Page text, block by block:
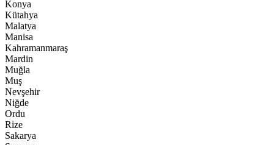
Konya
Kütahya
Malatya
Manisa
Kahramanmaraş
Mardin
Muğla
Muş
Nevşehir
Niğde
Ordu
Rize
Sakarya